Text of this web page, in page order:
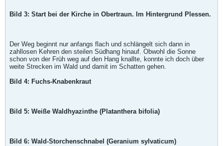
Bild 3: Start bei der Kirche in Obertraun. Im Hintergrund Plessen.
Der Weg beginnt nur anfangs flach und schlängelt sich dann in
zahllosen Kehren den steilen Südhang hinauf. Obwohl die Sonne
schon von der Früh weg auf den Hang knallte, konnte ich doch über
weite Strecken im Wald und damit im Schatten gehen.
Bild 4: Fuchs-Knabenkraut
Bild 5: Weiße Waldhyazinthe (Platanthera bifolia)
Bild 6: Wald-Storchenschnabel (Geranium sylvaticum)